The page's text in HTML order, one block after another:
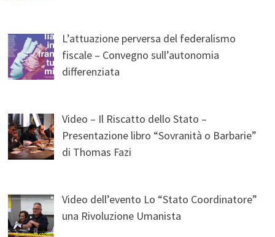
L’attuazione perversa del federalismo
fiscale – Convegno sull’autonomia
differenziata
Video – Il Riscatto dello Stato –
Presentazione libro “Sovranità o Barbarie”
di Thomas Fazi
Video dell’evento Lo “Stato Coordinatore”
una Rivoluzione Umanista